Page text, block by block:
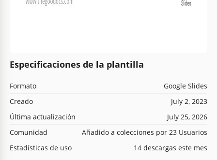
Especificaciones de la plantilla
Formato
Google Slides
Creado
July 2, 2023
Última actualización
July 25, 2026
Comunidad
Añadido a colecciones por 23 Usuarios
Estadísticas de uso
14 descargas este mes